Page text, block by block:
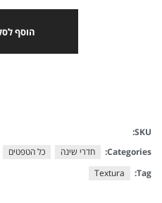
הוסף לסל
SKU:
Categories:
חדרי שינה כל הטפטים
Tag:
Textura